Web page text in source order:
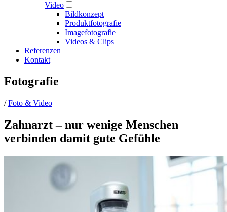
Video
Bildkonzept
Produktfotografie
Imagefotografie
Videos & Clips
Referenzen
Kontakt
Fotografie
/Foto & Video
Zahnarzt – nur wenige Menschen
verbinden damit gute Gefühle